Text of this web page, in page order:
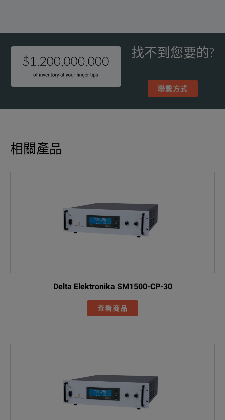
找不到您要的?
聯繫方式
相關產品
Delta Elektronika SM1500-CP-30
查看商品